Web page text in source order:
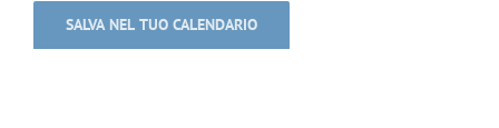
SALVA NEL TUO CALENDARIO